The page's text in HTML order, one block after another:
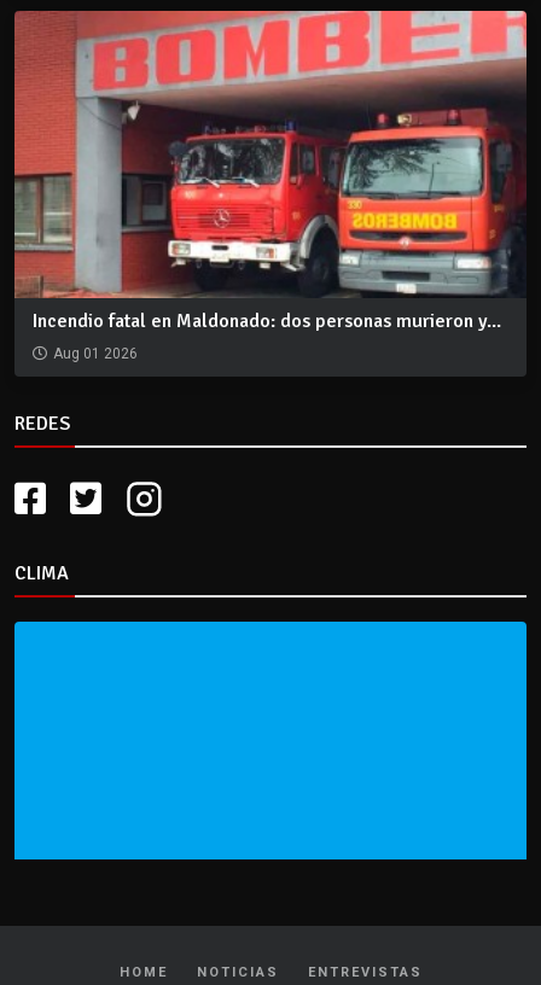
Incendio fatal en Maldonado: dos personas murieron y...
Aug 01 2026
REDES
CLIMA
HOME NOTICIAS
ENTREVISTAS